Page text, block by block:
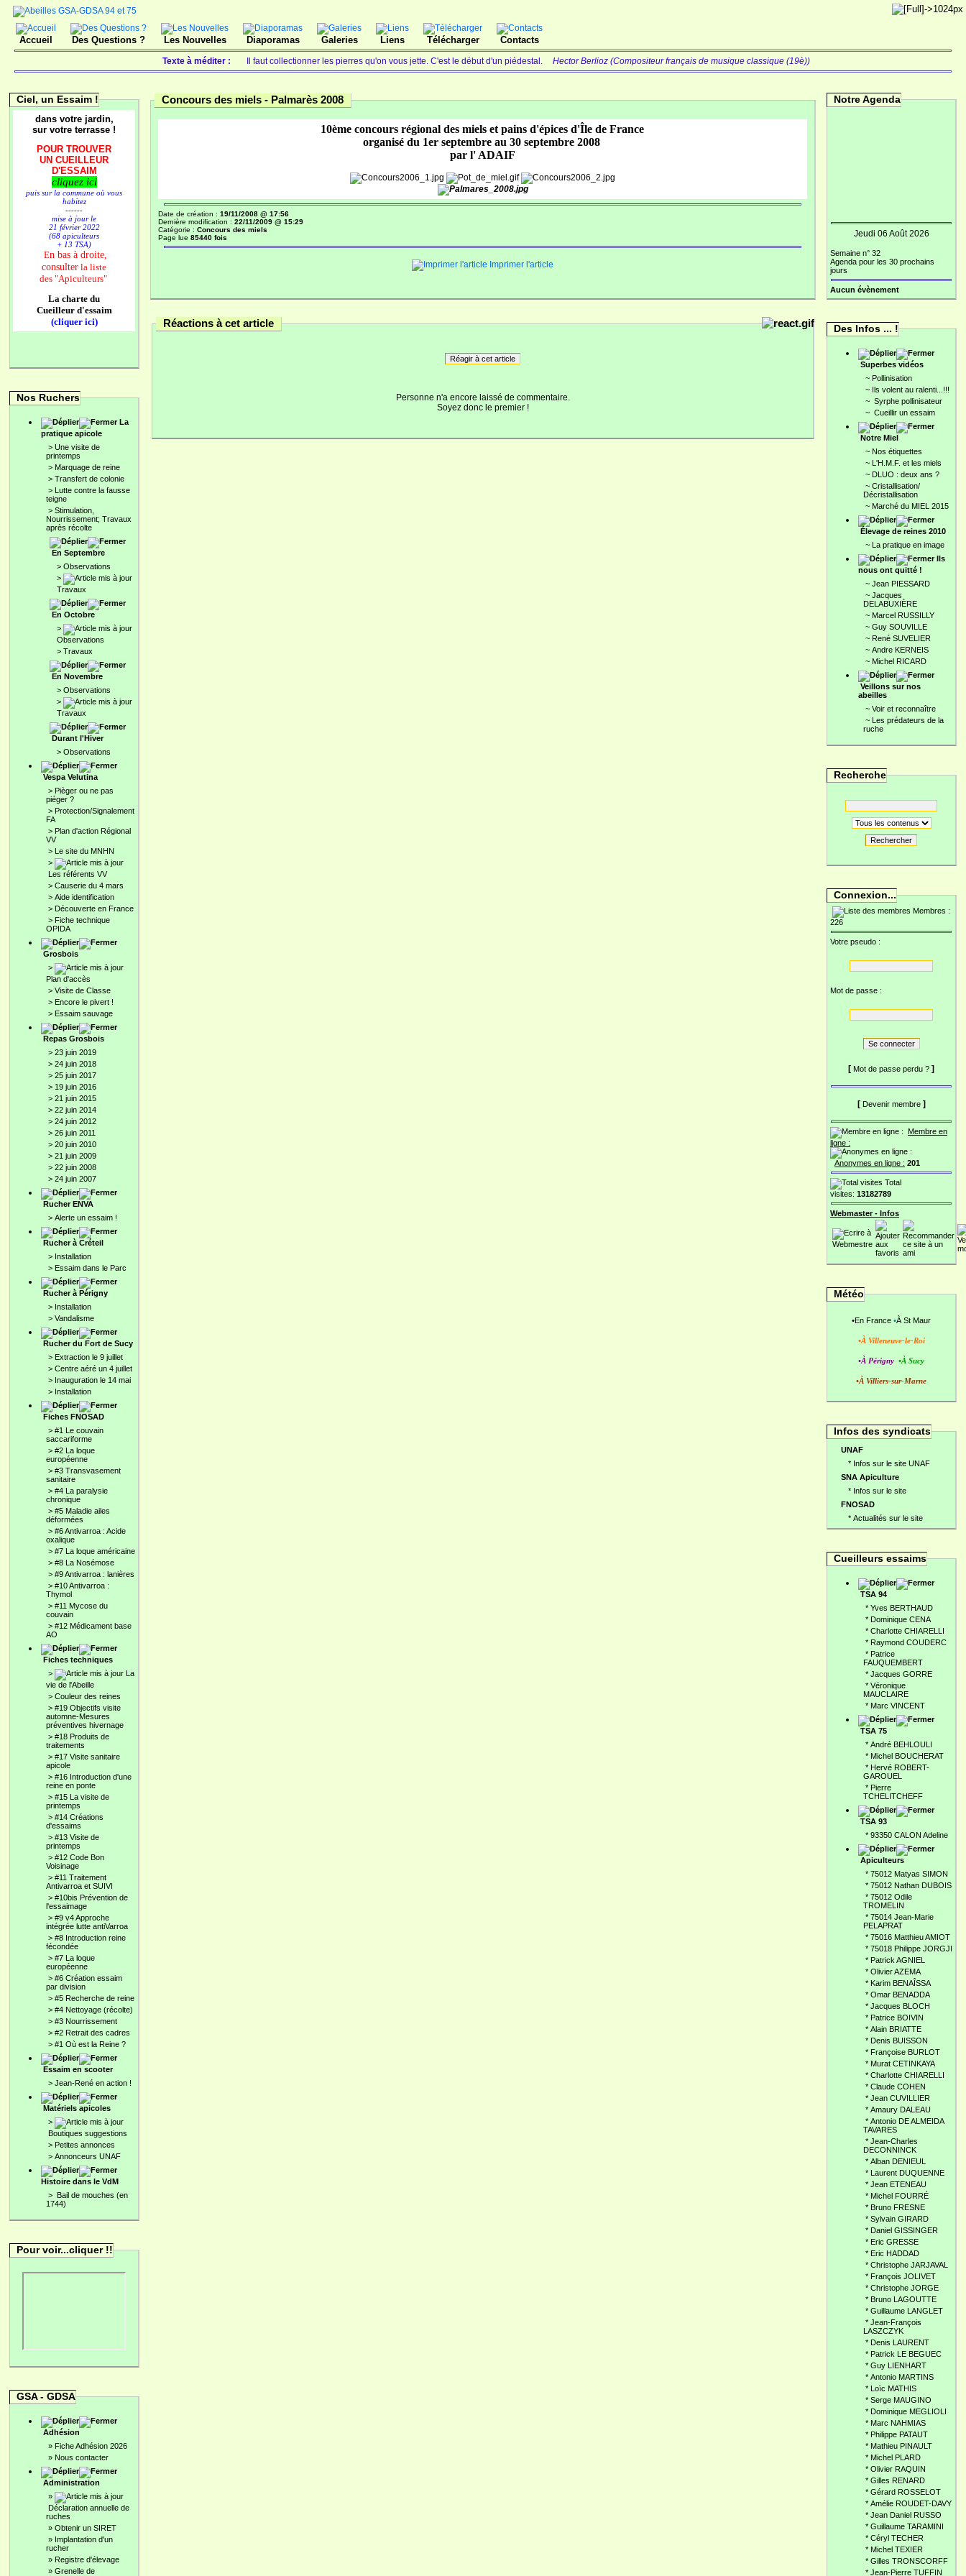
Accueil Des Questions ? Les Nouvelles Diaporamas Galeries Liens Télécharger Contacts
Texte à méditer : Il faut collectionner les pierres qu'on vous jette. C'est le début d'un piédestal. Hector Berlioz (Compositeur français de musique classique (19è))
Ciel, un Essaim !
dans votre jardin,
sur votre terrasse !
POUR TROUVER
UN CUEILLEUR
D'ESSAIM
cliquez ici
puis sur la commune où vous
habitez
------
mise à jour le
21 février 2022
(68 apiculteurs
+ 13 TSA)
En bas à droite,
consulter la liste
des "Apiculteurs"
La charte du
Cueilleur d'essaim
(cliquer ici)
Nos Ruchers
La
pratique apicole
> Une visite de
printemps
> Marquage de reine
> Transfert de colonie
> Lutte contre la fausse
teigne
> Stimulation,
Nourrissement; Travaux
après récolte
En Septembre
> Observations
>
Travaux
En Octobre
>
Observations
> Travaux
En Novembre
> Observations
>
Travaux
Durant l'Hiver
> Observations
Vespa Velutina
> Pièger ou ne pas
piéger ?
> Protection/Signalement
FA
> Plan d'action Régional
VV
> Le site du MNHN
>
Les référents VV
> Causerie du 4 mars
> Aide identification
> Découverte en France
> Fiche technique
OPIDA
Grosbois
>
Plan d'accès
> Visite de Classe
> Encore le pivert !
> Essaim sauvage
Repas Grosbois
> 23 juin 2019
> 24 juin 2018
> 25 juin 2017
> 19 juin 2016
> 21 juin 2015
> 22 juin 2014
> 24 juin 2012
> 26 juin 2011
> 20 juin 2010
> 21 juin 2009
> 22 juin 2008
> 24 juin 2007
Rucher ENVA
> Alerte un essaim !
Rucher à Créteil
> Installation
> Essaim dans le Parc
Rucher à Périgny
> Installation
> Vandalisme
Rucher du Fort de Sucy
> Extraction le 9 juillet
> Centre aéré un 4 juillet
> Inauguration le 14 mai
> Installation
Fiches FNOSAD
> #1 Le couvain
saccariforme
> #2 La loque
européenne
> #3 Transvasement
sanitaire
> #4 La paralysie
chronique
> #5 Maladie ailes
déformées
> #6 Antivarroa : Acide
oxalique
> #7 La loque américaine
> #8 La Nosémose
> #9 Antivarroa : lanières
> #10 Antivarroa :
Thymol
> #11 Mycose du
couvain
> #12 Médicament base
AO
Fiches techniques
>
La
vie de l'Abeille
> Couleur des reines
> #19 Objectifs visite
automne-Mesures
préventives hivernage
> #18 Produits de
traitements
> #17 Visite sanitaire
apicole
> #16 Introduction d'une
reine en ponte
> #15 La visite de
printemps
> #14 Créations
d'essaims
> #13 Visite de
printemps
> #12 Code Bon
Voisinage
> #11 Traitement
Antivarroa et SUIVI
> #10bis Prévention de
l'essaimage
> #9 v4 Approche
intégrée lutte antiVarroa
> #8 Introduction reine
fécondée
> #7 La loque
européenne
> #6 Création essaim
par division
> #5 Recherche de reine
> #4 Nettoyage (récolte)
> #3 Nourrissement
> #2 Retrait des cadres
> #1 Où est la Reine ?
Essaim en scooter
> Jean-René en action !
Matériels apicoles
>
Boutiques suggestions
> Petites annonces
> Annonceurs UNAF
Histoire dans le VdM
> Bail de mouches (en
1744)
Pour voir...cliquer !!
GSA - GDSA
Adhésion
» Fiche Adhésion 2026
» Nous contacter
Administration
»
Déclaration annuelle de
ruches
» Obtenir un SIRET
» Implantation d'un
rucher
» Registre d'élevage
» Grenelle de
Concours des miels - Palmarès 2008
10ème concours régional des miels et pains d'épices d'Île de France
organisé du 1er septembre au 30 septembre 2008
par l' ADAIF
Date de création : 19/11/2008 @ 17:56
Dernière modification : 22/11/2009 @ 15:29
Catégorie : Concours des miels
Page lue 85440 fois
Imprimer l'article
Réactions à cet article
Réagir à cet article
Personne n'a encore laissé de commentaire.
Soyez donc le premier !
Notre Agenda
Jeudi 06 Août 2026
Semaine n° 32
Agenda pour les 30 prochains
jours
Aucun évènement
Des Infos ... !
Superbes vidéos
~ Pollinisation
~ Ils volent au ralenti...!!!
~ Syrphe pollinisateur
~ Cueillir un essaim
Notre Miel
~ Nos étiquettes
~ L'H.M.F. et les miels
~ DLUO : deux ans ?
~ Cristallisation/
Décristallisation
~ Marché du MIEL 2015
Élevage de reines 2010
~ La pratique en image
Ils
nous ont quitté !
~ Jean PIESSARD
~ Jacques
DELABUXIÈRE
~ Marcel RUSSILLY
~ Guy SOUVILLE
~ René SUVELIER
~ Andre KERNEIS
~ Michel RICARD
Veillons sur nos
abeilles
~ Voir et reconnaître
~ Les prédateurs de la
ruche
Recherche
Rechercher
Connexion...
Membres :
226
Votre pseudo :
Mot de passe :
[ Mot de passe perdu ? ]
[ Devenir membre]
Membre en
ligne :
Anonymes en ligne : 201
Total
visites: 13182789
Webmaster - Infos
Météo
•En France •À St Maur
•À Villeneuve-le-Roi
•À Périgny •À Sucy
•À Villiers-sur-Marne
Infos des syndicats
UNAF
* Infos sur le site UNAF
SNA Apiculture
* Infos sur le site
FNOSAD
* Actualités sur le site
Cueilleurs essaims
TSA 94
* Yves BERTHAUD
* Dominique CENA
* Charlotte CHIARELLI
* Raymond COUDERC
* Patrice
FAUQUEMBERT
* Jacques GORRE
* Véronique
MAUCLAIRE
* Marc VINCENT
TSA 75
* André BEHLOULI
* Michel BOUCHERAT
* Hervé ROBERT-
GAROUEL
* Pierre
TCHELITCHEFF
TSA 93
* 93350 CALON Adeline
Apiculteurs
* 75012 Matyas SIMON
* 75012 Nathan DUBOIS
* 75012 Odile
TROMELIN
* 75014 Jean-Marie
PELAPRAT
* 75016 Matthieu AMIOT
* 75018 Philippe JORGJI
* Patrick AGNIEL
* Olivier AZEMA
* Karim BENAÎSSA
* Omar BENADDA
* Jacques BLOCH
* Patrice BOIVIN
* Alain BRIATTE
* Denis BUISSON
* Françoise BURLOT
* Murat CETINKAYA
* Charlotte CHIARELLI
* Claude COHEN
* Jean CUVILLIER
* Amaury DALEAU
* Antonio DE ALMEIDA
TAVARES
* Jean-Charles
DECONNINCK
* Alban DENIEUL
* Laurent DUQUENNE
* Jean ETENEAU
* Michel FOURRÉ
* Bruno FRESNE
* Sylvain GIRARD
* Daniel GISSINGER
* Eric GRESSE
* Eric HADDAD
* Christophe JARJAVAL
* François JOLIVET
* Christophe JORGE
* Bruno LAGOUTTE
* Guillaume LANGLET
* Jean-François
LASZCZYK
* Denis LAURENT
* Patrick LE BEGUEC
* Guy LIENHART
* Antonio MARTINS
* Loïc MATHIS
* Serge MAUGINO
* Dominique MEGLIOLI
* Marc NAHMIAS
* Philippe PATAUT
* Mathieu PINAULT
* Michel PLARD
* Olivier RAQUIN
* Gilles RENARD
* Gérard ROSSELOT
* Amélie ROUDET-DAVY
* Jean Daniel RUSSO
* Guillaume TARAMINI
* Céryl TECHER
* Michel TEXIER
* Gilles TRONSCORFF
* Jean-Pierre TUFFIN